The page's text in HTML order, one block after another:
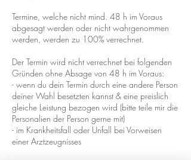
Termine, welche nicht mind. 48 h im Voraus
abgesagt werden oder nicht wahrgenommen
werden, werden zu 100% verrechnet.
Der Termin wird nicht verrechnet bei folgenden
Gründen ohne Absage von 48 h im Voraus:
- wenn du dein Termin durch eine andere Person
deiner Wahl besetzten kannst & eine preislich
gleiche Leistung bezogen wird (bitte teile mir die
Personalien der Person gerne mit)
- im Krankheitsfall oder Unfall bei Vorweisen
einer Arztzeugnisses